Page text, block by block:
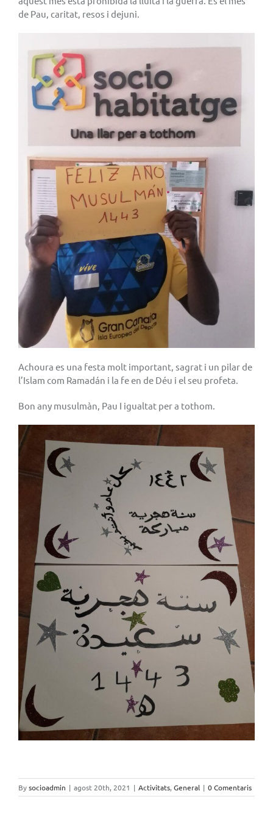
de Pau, caritat, resos i dejuni.
Achoura es una festa molt important, sagrat i un pilar de
l’Islam com Ramadán i la fe en de Déu i el seu profeta.
Bon any musulmàn, Pau I igualtat per a tothom.
Bysocioadmin | agost 20th, 2021 | Activitats, General | 0 Comentaris